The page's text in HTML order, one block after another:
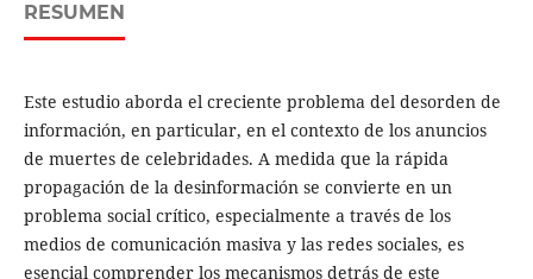
RESUMEN
Este estudio aborda el creciente problema del desorden de
información, en particular, en el contexto de los anuncios
de muertes de celebridades. A medida que la rápida
propagación de la desinformación se convierte en un
problema social crítico, especialmente a través de los
medios de comunicación masiva y las redes sociales, es
esencial comprender los mecanismos detrás de este